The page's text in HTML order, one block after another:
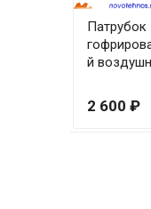
Патрубок
й
2 600 ₽